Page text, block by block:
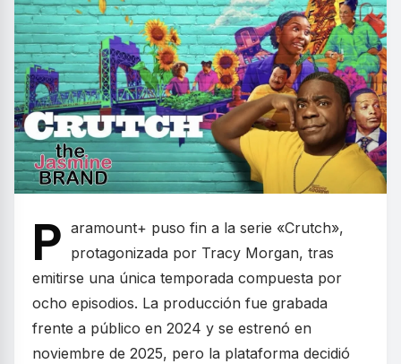
P aramount+ puso fin a la serie «Crutch»,
protagonizada por Tracy Morgan, tras
emitirse una única temporada compuesta por
ocho episodios. La producción fue grabada
frente a público en 2024 y se estrenó en
noviembre de 2025, pero la plataforma decidió